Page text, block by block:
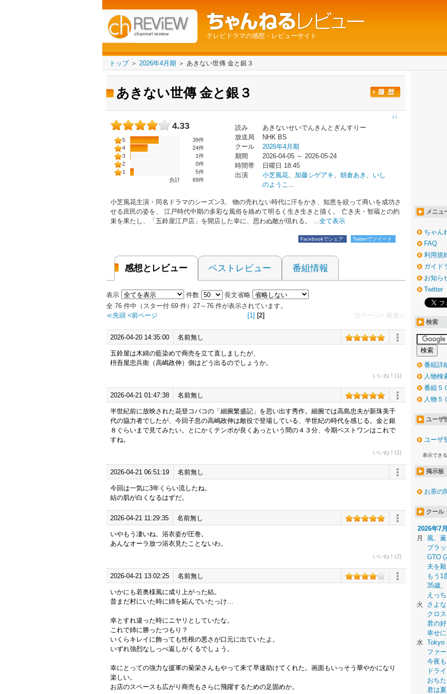
channel review テレビドラマの感想・レビューサイト
トップ＞ 2026年4月期 ＞ あきない世傳 金と銀３
あきない世傳 金と銀３
↓↓
4.33
5
39件
4
24件
3
1件
2
0件
1
5件
合計
69件
読み
あきないせいでんきんとぎんすりー
放送局
NHK BS
クール
2026年4月期
期間
2026-04-05 ～ 2026-05-24
時間帯
日曜日 18:45
出演
小芝風花、 加藤シゲアキ、 朝倉あき 、 いし
のようこ ...
小芝風花主演・同名ドラマのシーズン3。 物の売れない時代に汗をかき、知恵を絞って商いを成功さ
せる庶民の姿を、 江戸時代中期の多彩な風俗を絡めて明るく生き生きと描く。 亡き夫・智蔵との約
束を果たし、「五鈴屋江戸店」を開店した幸に、思わぬ敵が現れる。 ...全て表示
Facebookでシェア Twitterでツイート
感想とレビュー ベストレビュー 番組情報
表示 件数
長文省略
全 76 件中（スター付 69 件）27～76 件が表示されています。
≪先頭 <前ページ 次ページ> 最後≫
[1] [2]
2026-04-20 14:35:00 名前無し
五鈴屋は木綿の藍染めで商売を立て直しましたが、
枡吾屋忠兵衛（高嶋政伸）側はどう出るのでしょうか。
いいね！(1)
2026-04-21 01:47:38 名前無し
半世紀前に放映された花登コバコの「細腕繁盛記」を思い出す秀作。細腕では高島忠夫が新珠美千
代の協力者でしたが、今回子息の高嶋政伸は敵役で登場している、半世紀の時代を感じる。金と銀
８ぐらいまで見てみたい。とにかくテンポが良くあっという間の４３分、今期ベストワンはこれで
すね。
いいね！(1)
2026-04-21 06:51:19 名前無し
今回は一気に3年くらい流したね。
結の肌が白くなるはずだ。
2026-04-21 11:29:35 名前無し
いやもう凄いね。浴衣姿が圧巻。
あんなオーラ放つ浴衣見たことないわ。
いいね！(2)
2026-04-21 13:02:25 名前無し
いかにも若奥様風に成り上がった結。
昔まだ村にいた時に姉を妬んでいたっけ…
幸とすれ違った時にニヤリとしていたな。
これで姉に勝ったつもり？
いくらキレイに飾っても性根の悪さが口元に出ていたよ。
いずれ強烈なしっぺ返しがくるでしょう。
幸にとっての強力な援軍の菊栄さんもやって来て早速助けてくれた。画面もいっそう華やかになり
楽しい。
お店のスペースも広がり商売もさらに飛躍するための足固めか。
メニュ
ちゃん
FAQ
利用規
ガイド
お知ら
Twitter
検索
番組詳
人物検
番組５
人物５
ユーザ
ユーザ
表示でき
掲示板
お茶の
クール
2026年7
月
風、
ブラ
GTO
夫を
もう1
35歳
えっ
火
さよ
クロ
君の
幸せ
水 Tokyo
ファ
今夜
ドラ
おち
君は